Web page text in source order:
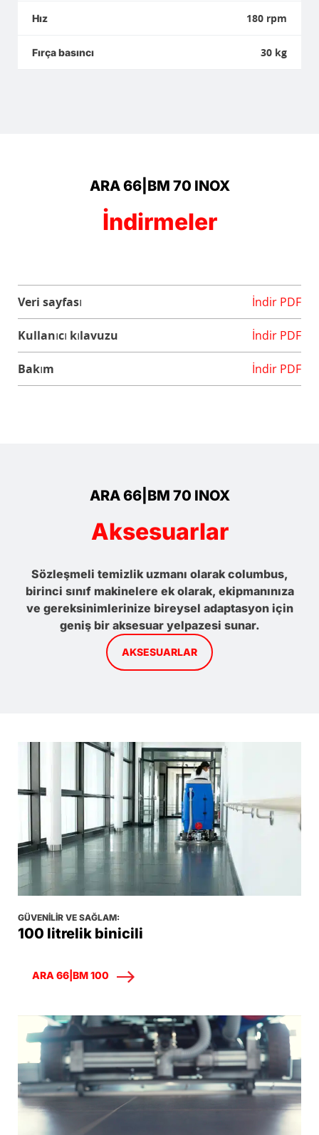
Hız 180 rpm
Fırça basıncı 30 kg
ARA 66|BM 70 INOX
İndirmeler
Veri sayfası İndir PDF
Kullanıcı kılavuzu İndir PDF
Bakım İndir PDF
ARA 66|BM 70 INOX
Aksesuarlar
Sözleşmeli temizlik uzmanı olarak columbus,
birinci sınıf makinelere ek olarak, ekipmanınıza
ve gereksinimlerinize bireysel adaptasyon için
geniş bir aksesuar yelpazesi sunar.
AKSESUARLAR
GÜVENILIR VE SAĞLAM:
100 litrelik binicili
ARA 66|BM 100